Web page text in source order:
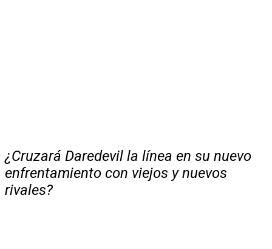
¿Cruzará Daredevil la línea en su nuevo
enfrentamiento con viejos y nuevos
rivales?